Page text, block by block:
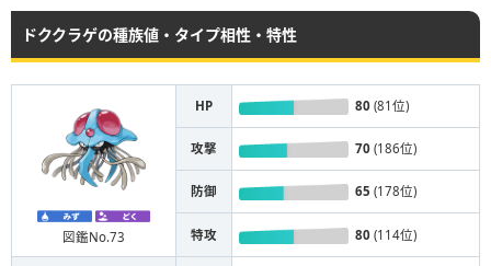
ドククラゲの種族値・タイプ相性・特性
図鑑No.73
HP 80 (81位)
攻撃 70 (186位)
防御 65 (178位)
特攻 80 (114位)